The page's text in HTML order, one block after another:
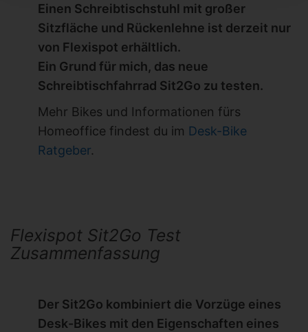
Einen Schreibtischstuhl mit großer
Sitzfläche und Rückenlehne ist derzeit nur
von Flexispot erhältlich.
Ein Grund für mich, das neue
Schreibtischfahrrad Sit2Go zu testen.
Mehr Bikes und Informationen fürs
Homeoffice findest du im Desk-Bike
Ratgeber.
Flexispot Sit2Go Test
Zusammenfassung
Der Sit2Go kombiniert die Vorzüge eines
Desk-Bikes mit den Eigenschaften eines